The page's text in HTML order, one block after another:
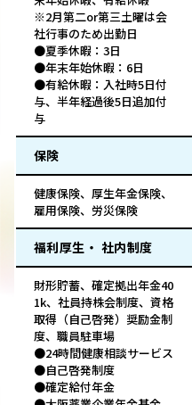
※2月第二or第三土曜は会
社行事のため出勤日
●夏季休暇：3日
●年末年始休暇：6日
●有給休暇：入社時5日付
与、半年経過後5日追加付
与
保険
健康保険、厚生年金保険、
雇用保険、労災保険
福利厚生・ 社内制度
財形貯蓄、確定拠出年金40
1k、社員持株会制度、資格
取得（自己啓発）奨励金制
度、職員駐車場
●24時間健康相談サービス
●自己啓発制度
●確定給付年金